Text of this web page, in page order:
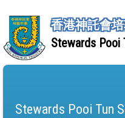
香港神託會
Stewards Pooi
Stewards Pooi Tun